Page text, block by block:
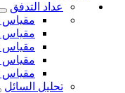
عداد التدفق
مقياس
مقياس
مقياس
مقياس
مقياس
تحليل السائل